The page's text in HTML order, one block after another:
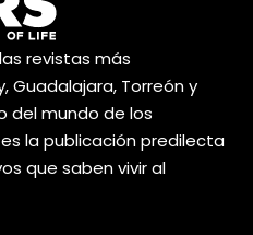
las revistas más
Guadalajara, Torreón y
del mundo de los
la publicación predilecta
que saben vivir al